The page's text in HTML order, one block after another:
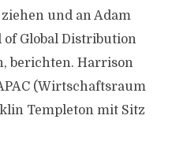
und an Adam
of Global Distribution
berichten. Harrison
(Wirtschaftsraum
Templeton mit Sitz